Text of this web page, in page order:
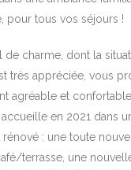
pour tous vos séjours !
de charme, dont la
très appréciée, vous
agréable et
en 2021 dans
rénové : une toute
terrasse, une